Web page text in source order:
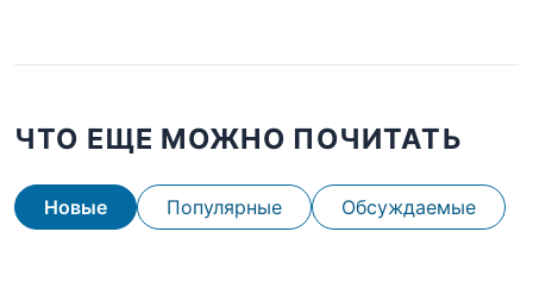
ЧТО ЕЩЕ МОЖНО ПОЧИТАТЬ
Новые Популярные Обсуждаемые